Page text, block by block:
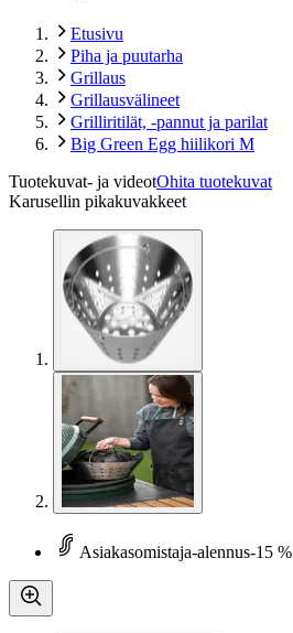
Etusivu
Piha ja puutarha
Grillaus
Grillausvälineet
Grilliritilät, -pannut ja parilat
Big Green Egg hiilikori M
Tuotekuvat- ja videotOhita tuotekuvat
Karusellin pikakuvakkeet
Asiakasomistaja-alennus-15 %